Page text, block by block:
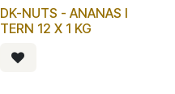
DK-NUTS - ANANAS I
TERN 12 X 1 KG